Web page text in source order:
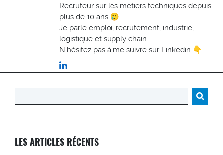
Recruteur sur les métiers techniques depuis
plus de 10 ans 🥲
Je parle emploi, recrutement, industrie,
logistique et supply chain.
N'hésitez pas à me suivre sur Linkedin 👇
LES ARTICLES RÉCENTS